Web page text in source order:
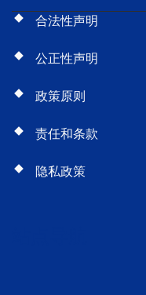
合法性声明
公正性声明
政策原则
责任和条款
隐私政策